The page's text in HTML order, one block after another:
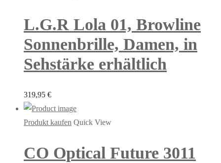
L.G.R Lola 01, Browline
Sonnenbrille, Damen, in
Sehstärke erhältlich
319,95 €
Produkt kaufen Quick View
CO Optical Future 3011